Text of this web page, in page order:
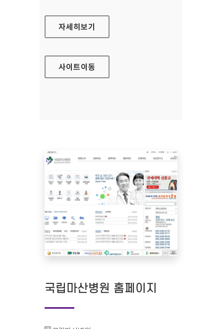
행복나눔재단 홈페이지
자세히보기
사이트이동
국립마산병원 홈페이지